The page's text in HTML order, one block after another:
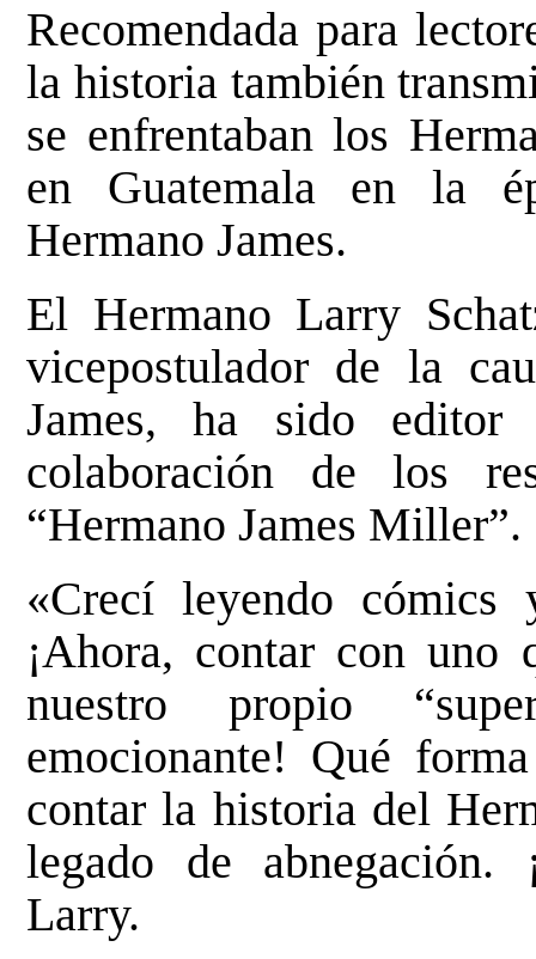
Recomendada para
la historia también
se enfrentaban los
en Guatemala en la
Hermano James.
El Hermano Larry
vicepostulador de la
James, ha sido
colaboración de los
“Hermano James Miller”.
«Crecí leyendo
¡Ahora, contar con uno
nuestro propio
emocionante! Qué
contar la historia del
legado de
Larry.